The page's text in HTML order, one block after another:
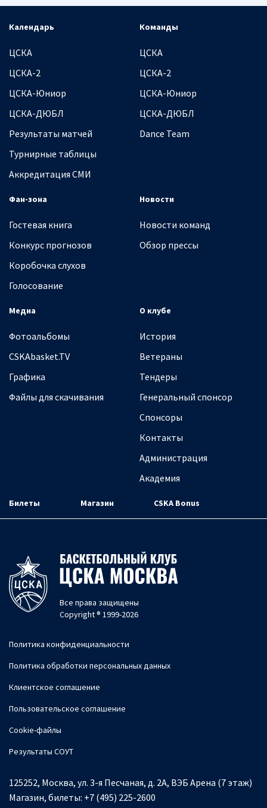
Календарь
ЦСКА
ЦСКА-2
ЦСКА-Юниор
ЦСКА-ДЮБЛ
Результаты матчей
Турнирные таблицы
Аккредитация СМИ
Команды
ЦСКА
ЦСКА-2
ЦСКА-Юниор
ЦСКА-ДЮБЛ
Dance Team
Фан-зона
Гостевая книга
Конкурс прогнозов
Коробочка слухов
Голосование
Новости
Новости команд
Обзор прессы
Медиа
Фотоальбомы
CSKAbasket.TV
Графика
Файлы для скачивания
О клубе
История
Ветераны
Тендеры
Генеральный спонсор
Спонсоры
Контакты
Администрация
Академия
Билеты Магазин CSKA Bonus
Все права защищены
Copyright ® 1999-2026
Политика конфиденциальности
Политика обработки персональных данных
Клиентское соглашение
Пользовательское соглашение
Cookie-файлы
Результаты СОУТ
125252, Москва, ул. 3-я Песчаная, д. 2А, ВЭБ Арена (7 этаж)
Магазин, билеты: +7 (495) 225-2600